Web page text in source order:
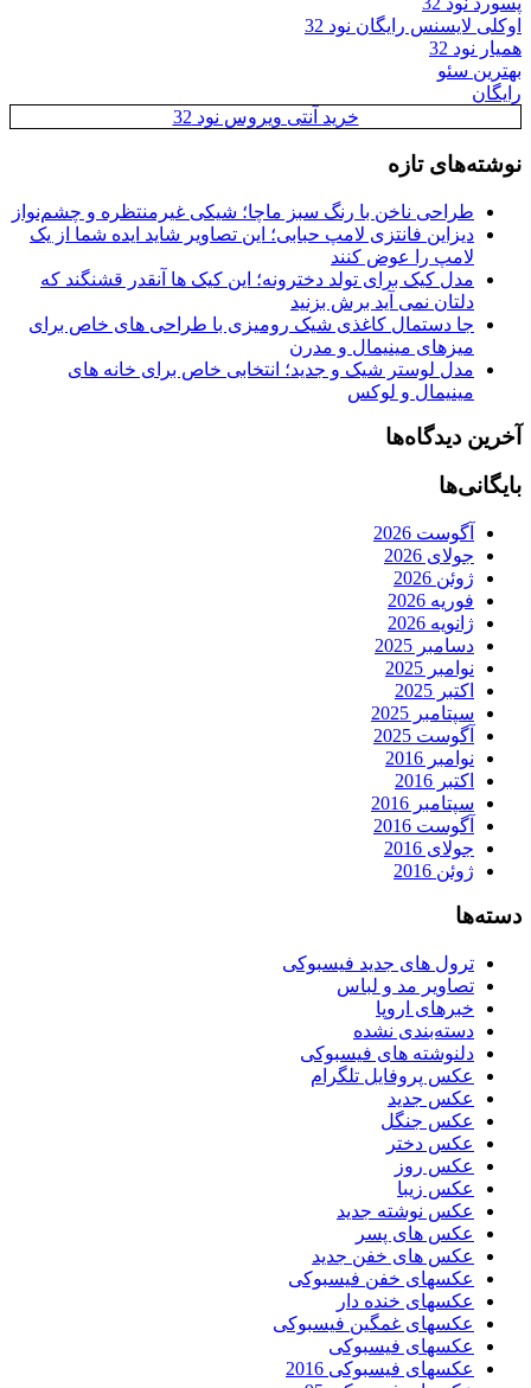
اوکلی لایسنس رایگان نود 32
همیار نود 32
بهترین سئو
رایگان
خرید آنتی ویروس نود 32
نوشته‌های تازه
طراحی ناخن با رنگ سبز ماچا؛ شیکی غیرمنتظره و چشم‌نواز
دیزاین فانتزی لامپ حبابی؛ این تصاویر شاید ایده شما از یک
لامپ را عوض کنند
مدل کیک برای تولد دخترونه؛ این کیک ها آنقدر قشنگند که
دلتان نمی آید برش بزنید
جا دستمال کاغذی شیک رومیزی با طراحی های خاص برای
میزهای مینیمال و مدرن
مدل لوستر شیک و جدید؛ انتخابی خاص برای خانه های
مینیمال و لوکس
آخرین دیدگاه‌ها
بایگانی‌ها
آگوست 2026
جولای 2026
ژوئن 2026
فوریه 2026
ژانویه 2026
دسامبر 2025
نوامبر 2025
اکتبر 2025
سپتامبر 2025
آگوست 2025
نوامبر 2016
اکتبر 2016
سپتامبر 2016
آگوست 2016
جولای 2016
ژوئن 2016
دسته‌ها
ترول های جدید فیسبوکی
تصاویر مد و لباس
خبرهای اروپا
دسته‌بندی نشده
دلنوشته های فیسبوکی
عکس پروفایل تلگرام
عکس جدید
عکس جنگل
عکس دختر
عکس روز
عکس زیبا
عکس نوشته جدید
عکس های پسر
عکس های خفن جدید
عکسهای خفن فیسبوکی
عکسهای خنده دار
عکسهای غمگین فیسبوکی
عکسهای فیسبوکی
عکسهای فیسبوکی 2016